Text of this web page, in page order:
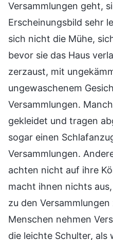
Versammlungen geht,
Erscheinungsbild sehr
sich nicht die Mühe,
bevor sie das Haus
zerzaust, mit
ungewaschenem
Versammlungen.
gekleidet und tragen
sogar einen
Versammlungen.
achten nicht auf ihre
macht ihnen nichts
zu den
Menschen nehmen
die leichte Schulter, als